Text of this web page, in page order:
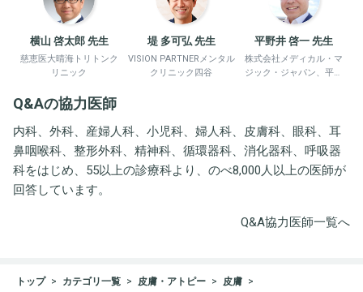
横山 啓太郎 先生
慈恵医大晴海トリトンク
リニック
堤 多可弘 先生
VISION PARTNERメンタル
クリニック四谷
平野井 啓一 先生
株式会社メディカル・マ
ジック・ジャパン、平野
Q&Aの協力医師
内科、外科、産婦人科、小児科、婦人科、皮膚科、眼科、耳
鼻咽喉科、整形外科、精神科、循環器科、消化器科、呼吸器
科をはじめ、55以上の診療科より、のべ8,000人以上の医師が
回答しています。
Q&A協力医師一覧へ
トップ カテゴリ一覧 皮膚・アトピー 皮膚